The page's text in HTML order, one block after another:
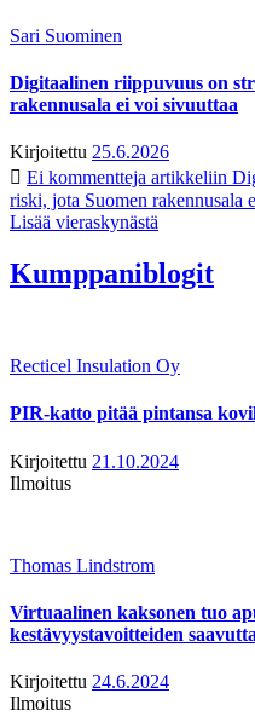
Sari Suominen
Digitaalinen riippuvuus on
rakennusala ei voi sivuuttaa
Kirjoitettu 25.6.2026
Ei kommentteja artikkeliin
riski, jota Suomen rakennusala
Lisää vieraskynästä
Kumppaniblogit
Recticel Insulation Oy
PIR-katto pitää pintansa
Kirjoitettu 21.10.2024
Ilmoitus
Thomas Lindstrom
Virtuaalinen kaksonen tuo
kestävyystavoitteiden
Kirjoitettu 24.6.2024
Ilmoitus